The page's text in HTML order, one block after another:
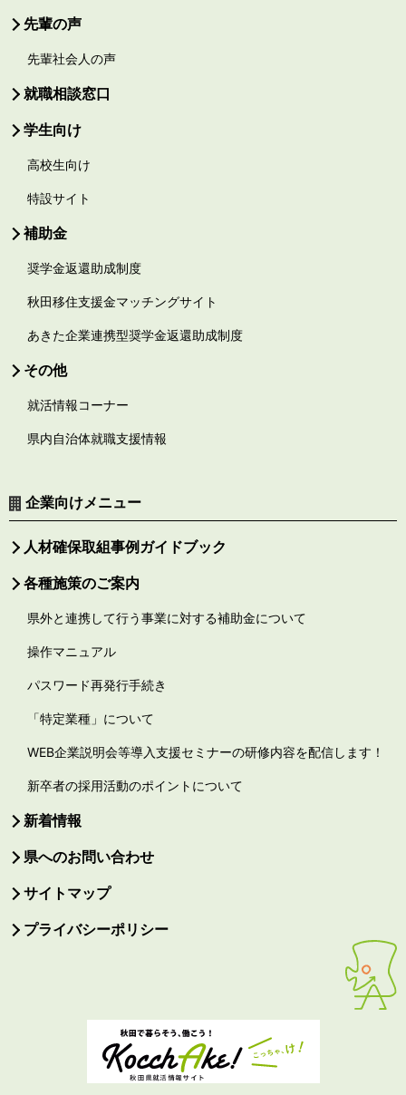
先輩の声
先輩社会人の声
就職相談窓口
学生向け
高校生向け
特設サイト
補助金
奨学金返還助成制度
秋田移住支援金マッチングサイト
あきた企業連携型奨学金返還助成制度
その他
就活情報コーナー
県内自治体就職支援情報
企業向けメニュー
人材確保取組事例ガイドブック
各種施策のご案内
県外と連携して行う事業に対する補助金について
操作マニュアル
パスワード再発行手続き
「特定業種」について
WEB企業説明会等導入支援セミナーの研修内容を配信します！
新卒者の採用活動のポイントについて
新着情報
県へのお問い合わせ
サイトマップ
プライバシーポリシー